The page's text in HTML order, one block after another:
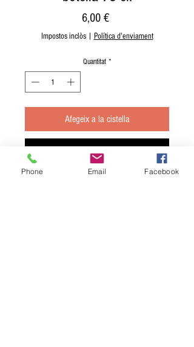
6,00 €Price
Impostos inclòs| Política d'enviament
Quantitat *
Afegeix a la cistella
Compra ara
Phone Email Facebook